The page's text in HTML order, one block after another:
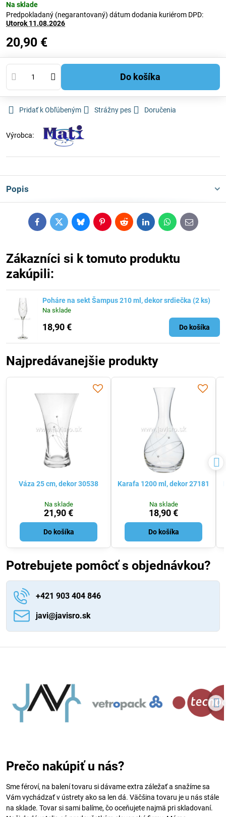
Na sklade
Predpokladaný (negarantovaný) dátum dodania kuriérom DPD:
Utorok 11.08.2026
20,90 €
Do košíka
Pridať k Obľúbeným Strážny pes Doručenia
Výrobca:
Popis
FacebookTwitterBlueskyPinterestRedditLinkedInWhatsApp
E-
mail
Zákazníci si k tomuto produktu
zakúpili:
Poháre na sekt Šampus 210 ml, dekor srdiečka (2 ks)
Na sklade
18,90 € Do košíka
Najpredávanejšie produkty
Váza 25 cm, dekor 30538
Na sklade
21,90 €
Do košíka
Karafa 1200 ml, dekor 27181
Na sklade
18,90 €
Do košíka
Potrebujete pomôcť s objednávkou?
+421 903 404 846
javi​@javisro​.sk
Prečo nakúpiť u nás?
Sme féroví, na balení tovaru si dávame extra záležať a snažíme sa
Vám vychádzať v ústrety ako sa len dá. Väčšina tovaru je u nás stále
na sklade. Tovar si sami balíme, čo oceňujete najmä pri skladovaní.